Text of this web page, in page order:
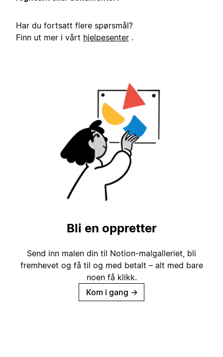
Har du fortsatt flere spørsmål?
Finn ut mer i vårt hjelpesenter .
Bli en oppretter
Send inn malen din til Notion-malgalleriet, bli
fremhevet og få til og med betalt – alt med bare
noen få klikk.
Kom i gang →